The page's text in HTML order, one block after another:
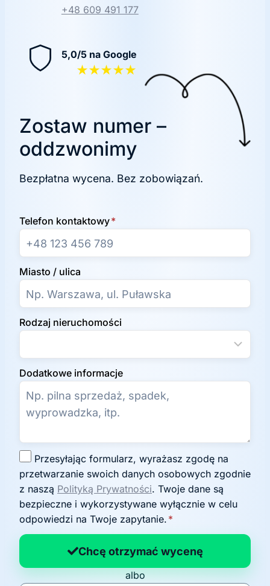
+48 609 491 177
5,0/5 na Google
★★★★★
Zostaw numer –
oddzwonimy
Bezpłatna wycena. Bez zobowiązań.
Telefon kontaktowy*
Miasto / ulica
Rodzaj nieruchomości
Dodatkowe informacje
g
o
d
a
n
p
przetwarzanie swoich danych osobowych zgodnie
z naszą Polityką Prywatności. Twoje dane są
bezpieczne i wykorzystywane wyłącznie w celu
odpowiedzi na Twoje zapytanie. *
Chcę otrzymać wycenę
albo